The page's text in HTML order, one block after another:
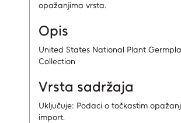
opažanjima vrsta.
Opis
United States National Plant
Collection
Vrsta sadržaja
Uključuje: Podaci o točkastim
import.